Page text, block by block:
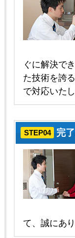
ぐに解決で
た技術を誇
で対応いたし
STEP04 完
て、誠にあ